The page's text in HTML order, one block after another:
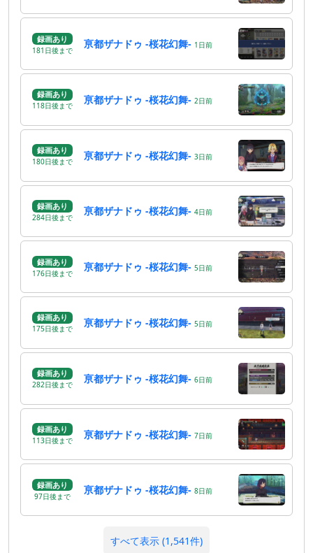
録画あり
181 日後 まで 亰都ザナドゥ -桜花幻舞- 1 日前
録画あり
118日後 まで 亰都ザナドゥ -桜花幻舞- 2日前
録画あり
180日後 まで 亰都ザナドゥ -桜花幻舞- 3日前
録画あり
284日後 まで 亰都ザナドゥ -桜花幻舞- 4日前
録画あり
176日後 まで 亰都ザナドゥ -桜花幻舞- 5日前
録画あり
175日後 まで 亰都ザナドゥ -桜花幻舞- 5日前
録画あり
282日後 まで 亰都ザナドゥ -桜花幻舞- 6日前
録画あり
113日後 まで 亰都ザナドゥ -桜花幻舞- 7日前
録画あり
97日後 まで 亰都ザナドゥ -桜花幻舞- 8日前
すべて表示 (1,541件)